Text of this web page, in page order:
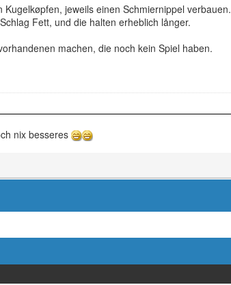
jeweils einen Schmiernippel verbauen.
Fett, und die halten erheblich långer.
machen, die noch kein Spiel haben.
nix besseres